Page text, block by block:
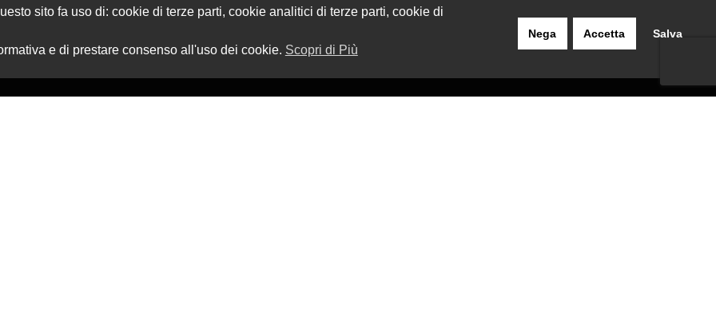
sito fa uso di: cookie di terze parti, cookie analitici di terze parti, cookie di
e di prestare consenso all'uso dei cookie. Scopri di Più
Nega Accetta Salva